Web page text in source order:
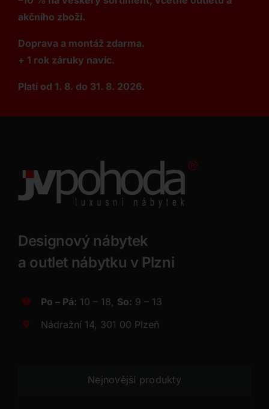
akčního zboží.
Doprava a montáž zdarma.
+ 1 rok záruky navíc.
Platí od 1. 8. do 31. 8. 2026.
Designový nábytek
a outlet nábytku v Plzni
Po – Pá: 10 – 18, So: 9 – 13
Nádražní 14, 301 00 Plzeň
Nejnovější produkty